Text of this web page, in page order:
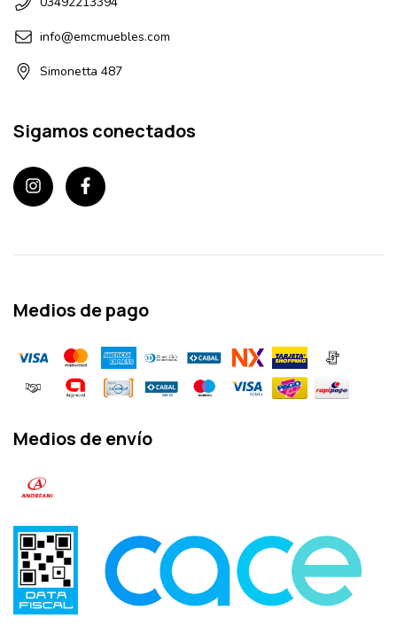
info@emcmuebles.com
Simonetta 487
Sigamos conectados
Medios de pago
Medios de envío